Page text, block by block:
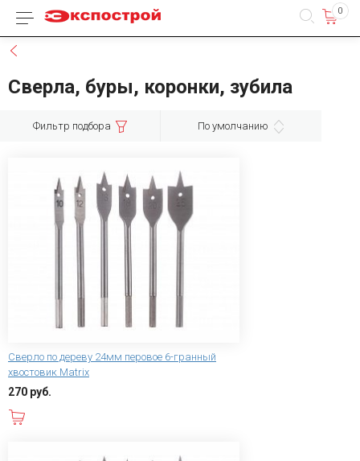
Каталог товаров 0
Сверла, буры, коронки, зубила
Фильтр подбора По умолчанию
Сверло по дереву 24мм перовое 6-гранный
хвостовик Matrix
270 руб.